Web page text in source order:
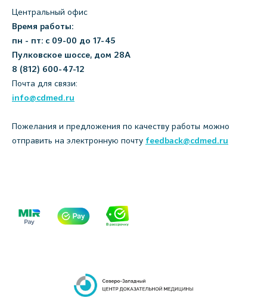
Центральный офис
Время работы:
пн - пт: с 09-00 до 17-45
Пулковское шоссе, дом 28А
8 (812) 600-47-12
Почта для связи:
info@cdmed.ru
Пожелания и предложения по качеству работы можно
отправить на электронную почту feedback@cdmed.ru